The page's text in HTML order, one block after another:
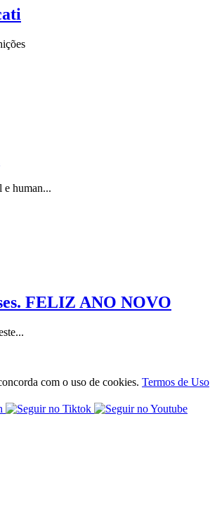
e human...
FELIZ ANO NOVO
com o uso de cookies. Termos de Uso